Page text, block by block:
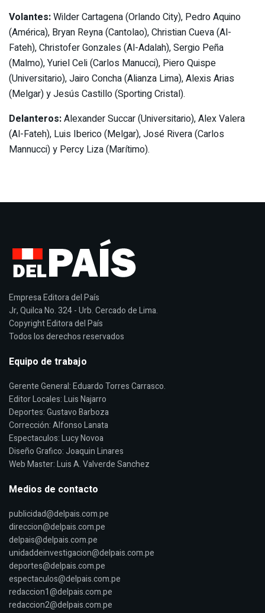
Volantes:Wilder Cartagena (Orlando City), Pedro Aquino
(América), Bryan Reyna (Cantolao), Christian Cueva (Al-
Fateh), Christofer Gonzales (Al-Adalah), Sergio Peña
(Malmo), Yuriel Celi (Carlos Manucci), Piero Quispe
(Universitario), Jairo Concha (Alianza Lima), Alexis Arias
(Melgar) y Jesús Castillo (Sporting Cristal).
Delanteros:Alexander Succar (Universitario), Alex Valera
(Al-Fateh), Luis Iberico (Melgar), José Rivera (Carlos
Mannucci) y Percy Liza (Marítimo).
Empresa Editora del País
Jr, Quilca No. 324 - Urb. Cercado de Lima.
Copyright Editora del País
Todos los derechos reservados
Equipo de trabajo
Gerente General: Eduardo Torres Carrasco.
Editor Locales: Luis Najarro
Deportes: Gustavo Barboza
Corrección: Alfonso Lanata
Espectaculos: Lucy Novoa
Diseño Grafico: Joaquin Linares
Web Master: Luis A. Valverde Sanchez
Medios de contacto
publicidad@delpais.com.pe
direccion@delpais.com.pe
delpais@delpais.com.pe
unidaddeinvestigacion@delpais.com.pe
deportes@delpais.com.pe
espectaculos@delpais.com.pe
redaccion1@delpais.com.pe
redaccion2@delpais.com.pe